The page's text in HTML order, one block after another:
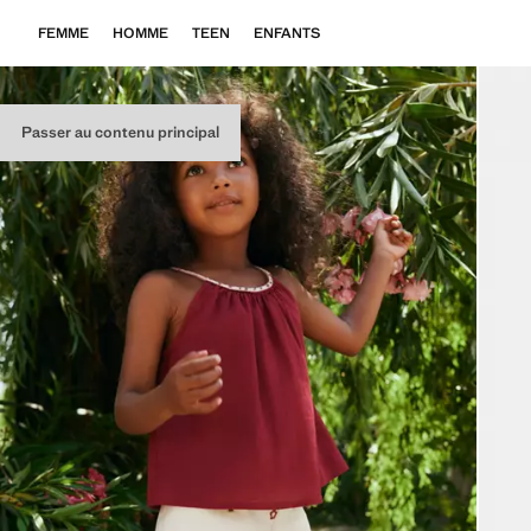
Passer au contenu principal
FEMME HOMME TEEN ENFANTS